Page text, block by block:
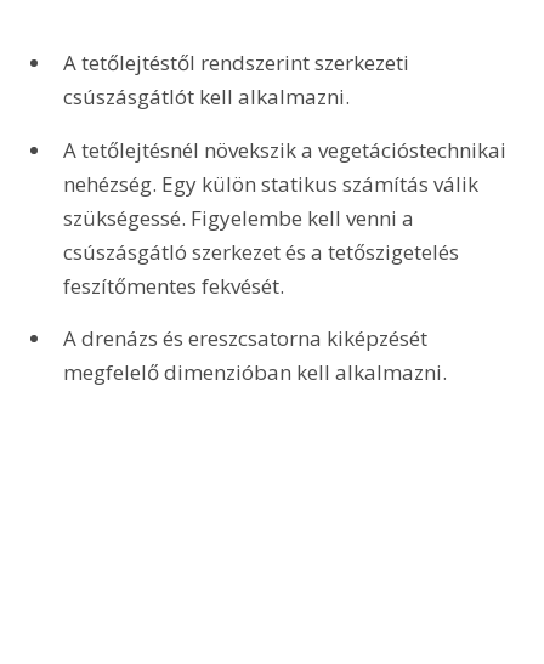
A tetőlejtéstől rendszerint szerkezeti
csúszásgátlót kell alkalmazni.
A tetőlejtésnél növekszik a vegetációstechnikai
nehézség. Egy külön statikus számítás válik
szükségessé. Figyelembe kell venni a
csúszásgátló szerkezet és a tetőszigetelés
feszítőmentes fekvését.
A drenázs és ereszcsatorna kiképzését
megfelelő dimenzióban kell alkalmazni.